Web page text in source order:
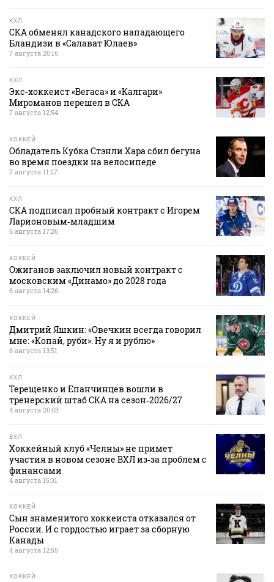
КХЛ
СКА обменял канадского нападающего
Бландизи в «Салават Юлаев»
7 августа 20:16
КХЛ
Экс‑хоккеист «Вегаса» и «Калгари»
Мироманов перешел в СКА
7 августа 12:54
ХОККЕЙ
Обладатель Кубка Стэнли Хара сбил бегуна
во время поездки на велосипеде
7 августа 11:27
КХЛ
СКА подписал пробный контракт с Игорем
Ларионовым‑младшим
6 августа 17:26
ХОККЕЙ
Ожиганов заключил новый контракт с
московским «Динамо» до 2028 года
6 августа 14:26
ХОККЕЙ
Дмитрий Яшкин: «Овечкин всегда говорил
мне: «Копай, руби». Ну я и рублю»
6 августа 13:51
КХЛ
Терещенко и Епанчинцев вошли в
тренерский штаб СКА на сезон‑2026/27
4 августа 20:03
ВХЛ
Хоккейный клуб «Челны» не примет
участия в новом сезоне ВХЛ из‑за проблем с
финансами
4 августа 15:31
ХОККЕЙ
Сын знаменитого хоккеиста отказался от
России. И с гордостью играет за сборную
Канады
4 августа 12:55
ХОККЕЙ